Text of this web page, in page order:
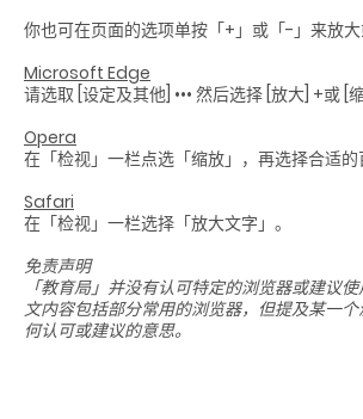
你也可在页面的选项单按「+」或「-」来放大
Microsoft Edge
请选取 [设定及其他] ••• 然后选择 [放大] +或 [
Opera
在「检视」一栏点选「缩放」，再选择合适的
Safari
在「检视」一栏选择「放大文字」。
免责声明
「教育局」并没有认可特定的浏览器或建议
文内容包括部分常用的浏览器，但提及某一
何认可或建议的意思。